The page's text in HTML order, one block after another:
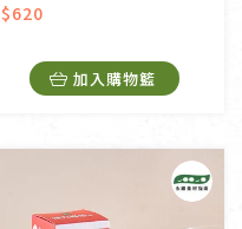
$620
加入購物籃